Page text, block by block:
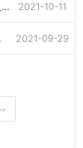
罗江镇：送戏下乡迎重阳 文化惠民暖人心 2021-10-11
初赛 2021-09-29